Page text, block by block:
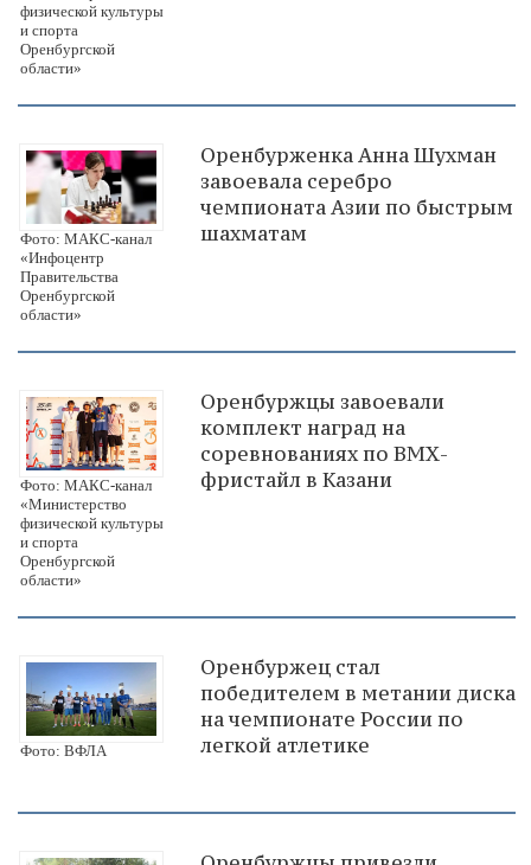
физической культуры
и спорта
Оренбургской
области»
Фото: МАКС-канал
«Инфоцентр
Правительства
Оренбургской
области»
Оренбурженка Анна Шухман
завоевала серебро
чемпионата Азии по быстрым
шахматам
Фото: МАКС-канал
«Министерство
физической культуры
и спорта
Оренбургской
области»
Оренбуржцы завоевали
комплект наград на
соревнованиях по ВМХ-
фристайл в Казани
Фото: ВФЛА
Оренбуржец стал
победителем в метании диска
на чемпионате России по
легкой атлетике